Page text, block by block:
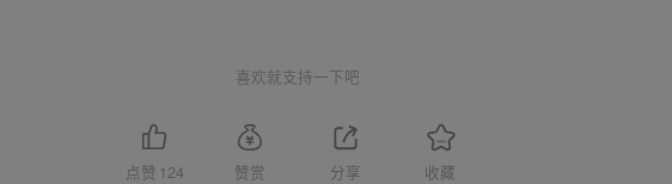
喜欢就支持一下吧
点赞 124 赞赏 分享 收藏